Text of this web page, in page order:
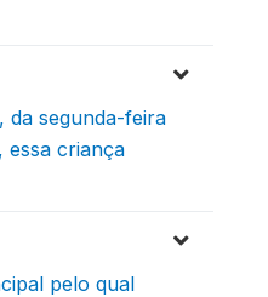
da segunda-feira
essa criança
pelo qual